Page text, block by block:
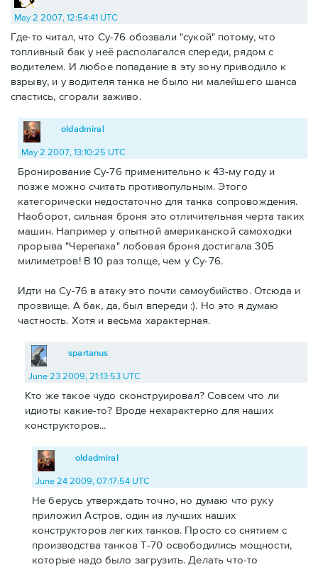
May 2 2007, 12:54:41 UTC
Где-то читал, что Су-76 обозвали "сукой" потому, что
топливный бак у неё располагался спереди, рядом с
водителем. И любое попадание в эту зону приводило к
взрыву, и у водителя танка не было ни малейшего шанса
спастись, сгорали заживо.
oldadmiral
May 2 2007, 13:10:25 UTC
Бронирование Су-76 применительно к 43-му году и
позже можно считать противопульным. Этого
категорически недостаточно для танка сопровождения.
Наоборот, сильная броня это отличительная черта таких
машин. Например у опытной американской самоходки
прорыва "Черепаха" лобовая броня достигала 305
милиметров! В 10 раз толще, чем у Су-76.
Идти на Су-76 в атаку это почти самоубийство. Отсюда и
прозвище. А бак, да, был впереди :). Но это я думаю
частность. Хотя и весьма характерная.
spartanus
June 23 2009, 21:13:53 UTC
Кто же такое чудо сконструировал? Совсем что ли
идиоты какие-то? Вроде нехарактерно для наших
конструкторов...
oldadmiral
June 24 2009, 07:17:54 UTC
Не берусь утверждать точно, но думаю что руку
приложил Астров, один из лучших наших
конструкторов легких танков. Просто со снятием с
производства танков Т-70 освободились мощности,
которые надо было загрузить. Делать что-то